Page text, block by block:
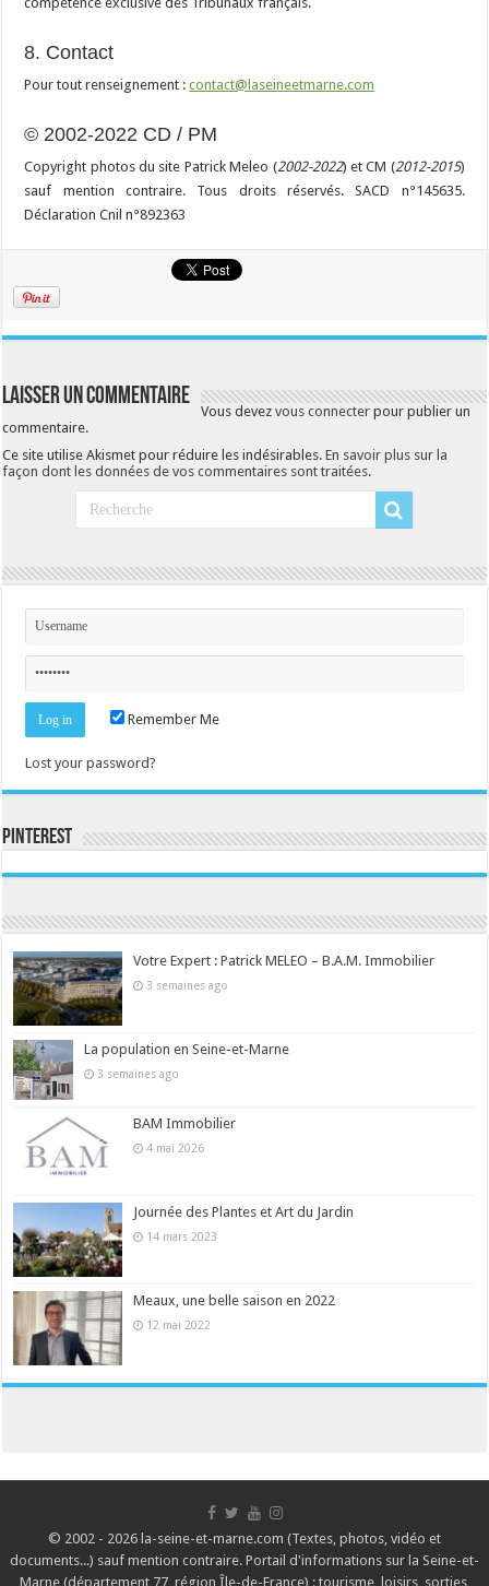
8. Contact
Pour tout renseignement :contact@laseineetmarne.com
© 2002-2022 CD / PM
Copyright photos du site Patrick Meleo (2002-2022) et CM (2012-2015)
sauf mention contraire. Tous droits réservés. SACD n°145635.
Déclaration Cnil n°892363
Laisser un commentaire
Vous devezvous connecter pour publier un
commentaire.
Ce site utilise Akismet pour réduire les indésirables.En savoir plus sur la
façon dont les données de vos commentaires sont traitées.
Remember Me
Lost your password?
Pinterest
Votre Expert : Patrick MELEO – B.A.M. Immobilier
3 semaines ago
La population en Seine-et-Marne
3 semaines ago
BAM Immobilier
4 mai 2026
Journée des Plantes et Art du Jardin
14 mars 2023
Meaux, une belle saison en 2022
12 mai 2022
© 2002 - 2026 la-seine-et-marne.com (Textes, photos, vidéo et
documents...) sauf mention contraire. Portail d'informations sur la Seine-et-
Marne (département 77, région Île-de-France) : tourisme, loisirs, sorties,